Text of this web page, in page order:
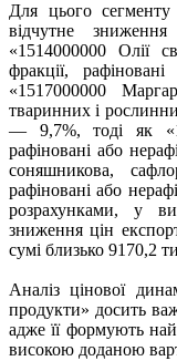
Для цього
відчутне
«1514000000 Олії
фракції,
«1517000000
тваринних і
— 9,7%, тоді як
рафіновані або
соняшникова,
рафіновані або
розрахунками, у
зниження цін
сумі близько 9170,2
Аналіз цінової
продукти» досить
адже її формують
високою доданою